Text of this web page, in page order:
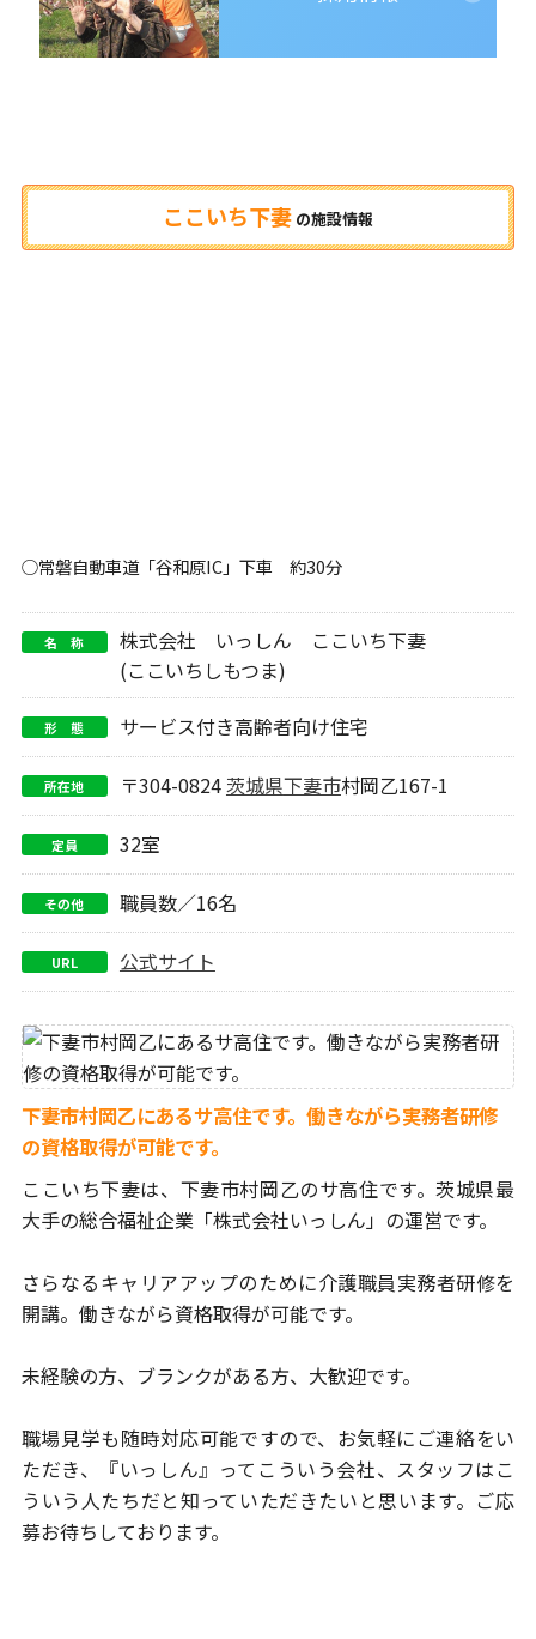
ここいち下妻 の施設情報
○常磐自動車道「谷和原IC」下車 約30分
名 称
株式会社 いっしん ここいち下妻
(ここいちしもつま)
形 態 サービス付き高齢者向け住宅
所在地 〒304-0824茨城県下妻市村岡乙167-1
定員 32室
その他 職員数／16名
URL 公式サイト
下妻市村岡乙にあるサ高住です。働きながら実務者研修
の資格取得が可能です。
ここいち下妻は、下妻市村岡乙のサ高住です。茨城県最
大手の総合福祉企業「株式会社いっしん」の運営です。
さらなるキャリアアップのために介護職員実務者研修を
開講。 働きながら資格取得が可能です。
未経験の方、ブランクがある方、大歓迎です。
職場見学も随時対応可能ですので、お気軽にご連絡をい
ただき、
『いっしん』ってこういう会社、スタッフはこ
ういう人たちだと知っていただきたいと思います。ご応
募お待ちしております。